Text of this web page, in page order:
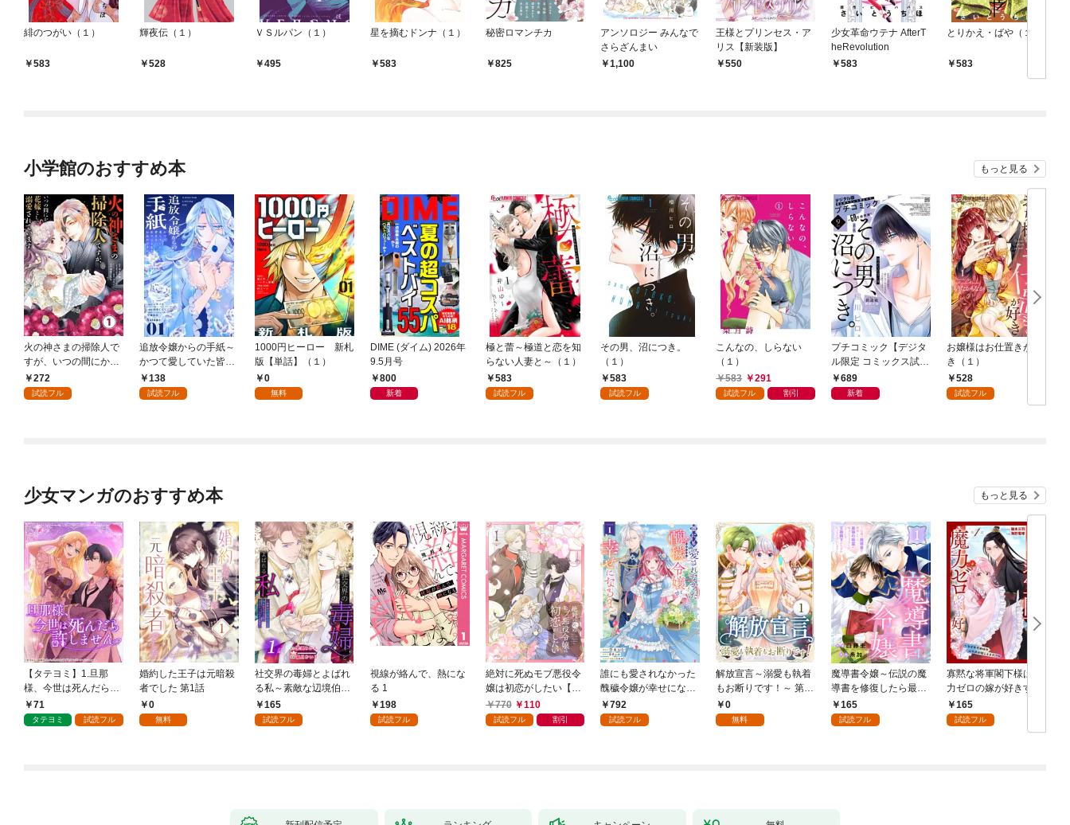
緋のつがい（１）
583
輝夜伝（１）
528
ＶＳルパン（１）
495
星を摘むドンナ（１）
583
秘密ロマンチカ
825
アンソロジー みんなで
さらざんまい
1,100
王様とプリンセス・ア
リス【新装版】
550
少女革命ウテナ AfterT
heRevolution
583
とりかえ・ばや（１）
583
小学館のおすすめ本 もっと見る
火の神さまの掃除人で
すが、いつの間にか花
嫁として溺愛されてい
ます【単話】（１）
272
試読フル
追放令嬢からの手紙～
かつて愛していた皆さ
まへ 私のことなどお忘
れですか？～【単話】
138
試読フル
1000円ヒーロー 新札
版【単話】（１）
0
無料
DIME (ダイム) 2026年
9.5月号
800
新着
極と蕾～極道と恋を知
らない人妻と～（１）
583
試読フル
その男、沼につき。
（１）
583
試読フル
こんなの、しらない
（１）
583
291
試読フル 割引
プチコミック【デジタ
ル限定 コミックス試し
読み特典付き】 2026
年9月号（2026年8月7
689
新着
お嬢様はお仕置きが好
き（１）
528
試読フル
少女マンガのおすすめ本 もっと見る
【タテヨミ】1.旦那
様、今世は死んだら許
しません
71
タテヨミ 試読フル
婚約した王子は元暗殺
者でした 第1話
0
無料
社交界の毒婦とよばれ
る私～素敵な辺境伯令
息に腕を折られたの
で、責任とってもらい
165
試読フル
視線が絡んで、熱にな
る 1
198
試読フル
絶対に死ぬモブ悪役令
嬢は初恋がしたい【単
行本版】 1巻
770 110
試読フル 割引
誰にも愛されなかった
醜穢令嬢が幸せになる
まで 1
792
試読フル
解放宣言～溺愛も執着
もお断りです！～ 第1
話0
無料
魔導書令嬢～伝説の魔
導書を修復したら最強
の精霊が味方になりま
した（クールな王弟殿
165
試読フル
寡黙な将軍閣下様は魔
力ゼロの嫁が好きすぎ
る～なぜか旦那様の心
の声が聞こえます！？
～［1話売り］ story0
165
試読フル